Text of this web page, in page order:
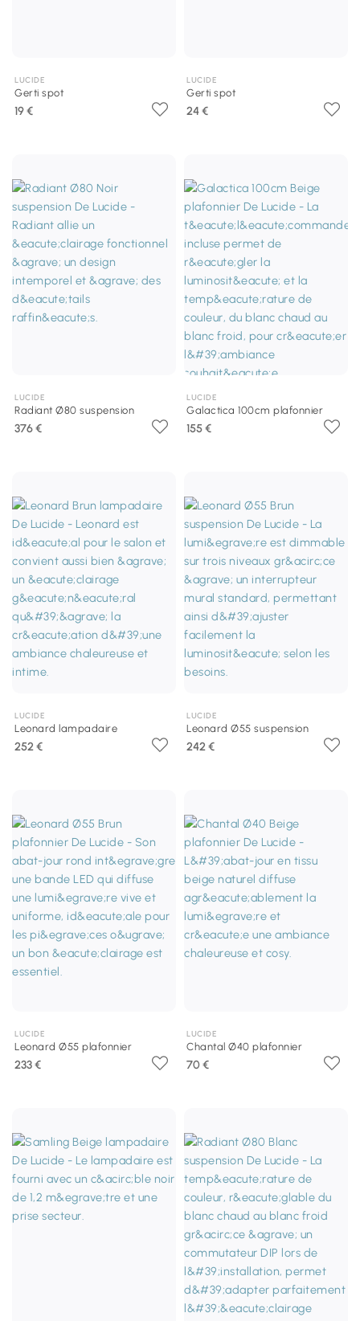
LUCIDE
Gerti spot
19 €
LUCIDE
Gerti spot
24 €
LUCIDE
Radiant Ø80 suspension
376 €
LUCIDE
Galactica 100cm plafonnier
155 €
LUCIDE
Leonard lampadaire
252 €
LUCIDE
Leonard Ø55 suspension
242 €
LUCIDE
Leonard Ø55 plafonnier
233 €
LUCIDE
Chantal Ø40 plafonnier
70 €